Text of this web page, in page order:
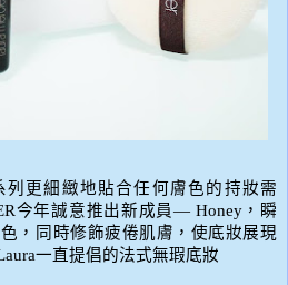
列更細緻地貼合任何膚色的持妝需
今年誠意推出新成員— Honey，瞬
，同時修飾疲倦肌膚，使底妝展現
一直提倡的法式無瑕底妝